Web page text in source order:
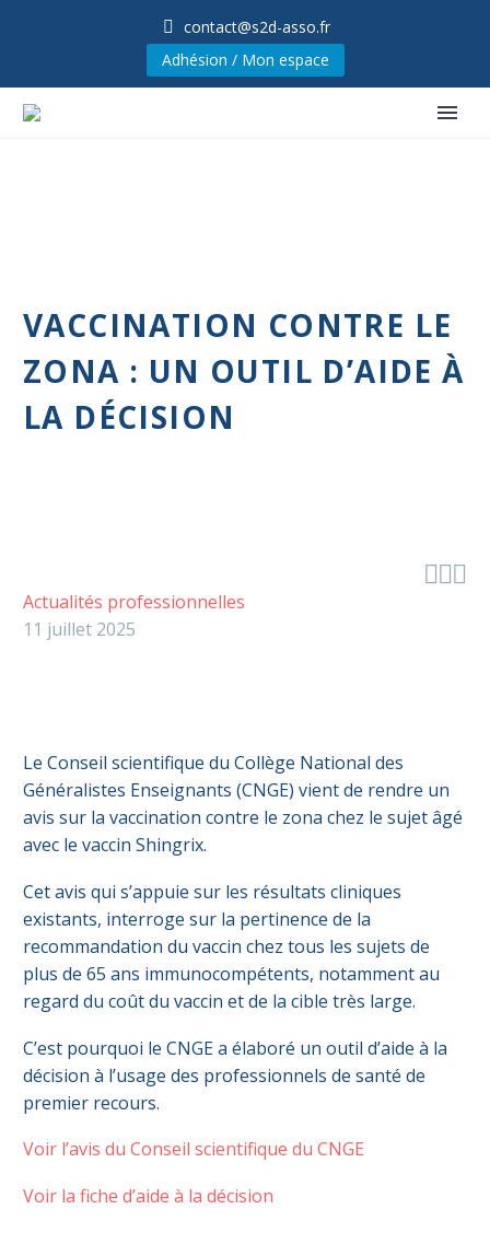
contact@s2d-asso.fr
Adhésion / Mon espace
VACCINATION CONTRE LE
ZONA : UN OUTIL D’AIDE À
LA DÉCISION

Actualités professionnelles
11 juillet 2025
Le Conseil scientifique du Collège National des
Généralistes Enseignants (CNGE) vient de rendre un
avis sur la vaccination contre le zona chez le sujet âgé
avec le vaccin Shingrix.
Cet avis qui s’appuie sur les résultats cliniques
existants, interroge sur la pertinence de la
recommandation du vaccin chez tous les sujets de
plus de 65 ans immunocompétents, notamment au
regard du coût du vaccin et de la cible très large.
C’est pourquoi le CNGE a élaboré un outil d’aide à la
décision à l’usage des professionnels de santé de
premier recours.
Voir l’avis du Conseil scientifique du CNGE
Voir la fiche d’aide à la décision